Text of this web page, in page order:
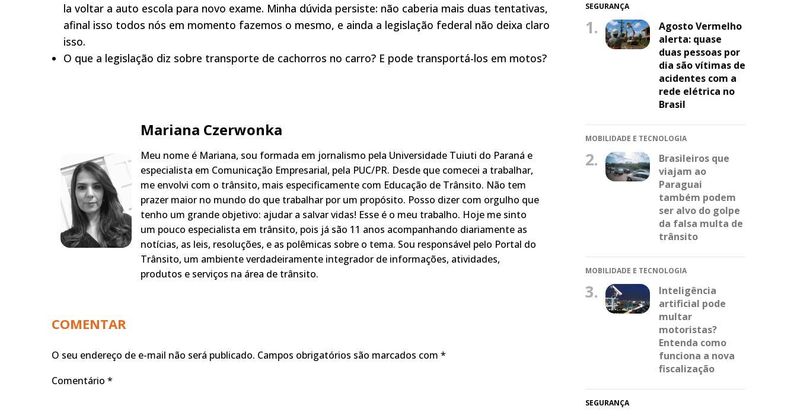
la voltar a auto escola para novo exame. Minha dúvida persiste: não caberia mais duas tentativas,
afinal isso todos nós em momento fazemos o mesmo, e ainda a legislação federal não deixa claro
isso.
O que a legislação diz sobre transporte de cachorros no carro? E pode transportá-los em motos?
Mariana Czerwonka
Meu nome é Mariana, sou formada em jornalismo pela Universidade Tuiuti do Paraná e
especialista em Comunicação Empresarial, pela PUC/PR. Desde que comecei a trabalhar,
me envolvi com o trânsito, mais especificamente com Educação de Trânsito. Não tem
prazer maior no mundo do que trabalhar por um propósito. Posso dizer com orgulho que
tenho um grande objetivo: ajudar a salvar vidas! Esse é o meu trabalho. Hoje me sinto
um pouco especialista em trânsito, pois já são 11 anos acompanhando diariamente as
notícias, as leis, resoluções, e as polêmicas sobre o tema. Sou responsável pelo Portal do
Trânsito, um ambiente verdadeiramente integrador de informações, atividades,
produtos e serviços na área de trânsito.
COMENTAR
O seu endereço de e-mail não será publicado. Campos obrigatórios são marcados com *
Comentário *
SEGURANÇA
1.
Agosto Vermelho
alerta: quase
duas pessoas por
dia são vítimas de
acidentes com a
rede elétrica no
Brasil
MOBILIDADE E TECNOLOGIA
2.
Brasileiros que
viajam ao
Paraguai
também podem
ser alvo do golpe
da falsa multa de
trânsito
MOBILIDADE E TECNOLOGIA
3.
Inteligência
artificial pode
multar
motoristas?
Entenda como
funciona a nova
fiscalização
SEGURANÇA